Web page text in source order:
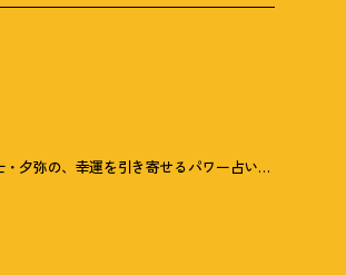
【毎月1日更新】数秘鑑定士・夕弥の、幸運を引き寄せるパワー占い【７月の運勢】